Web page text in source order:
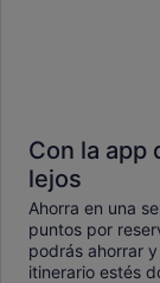
Con la app
lejos
Ahorra en una
puntos por
podrás ahorrar
itinerario estés